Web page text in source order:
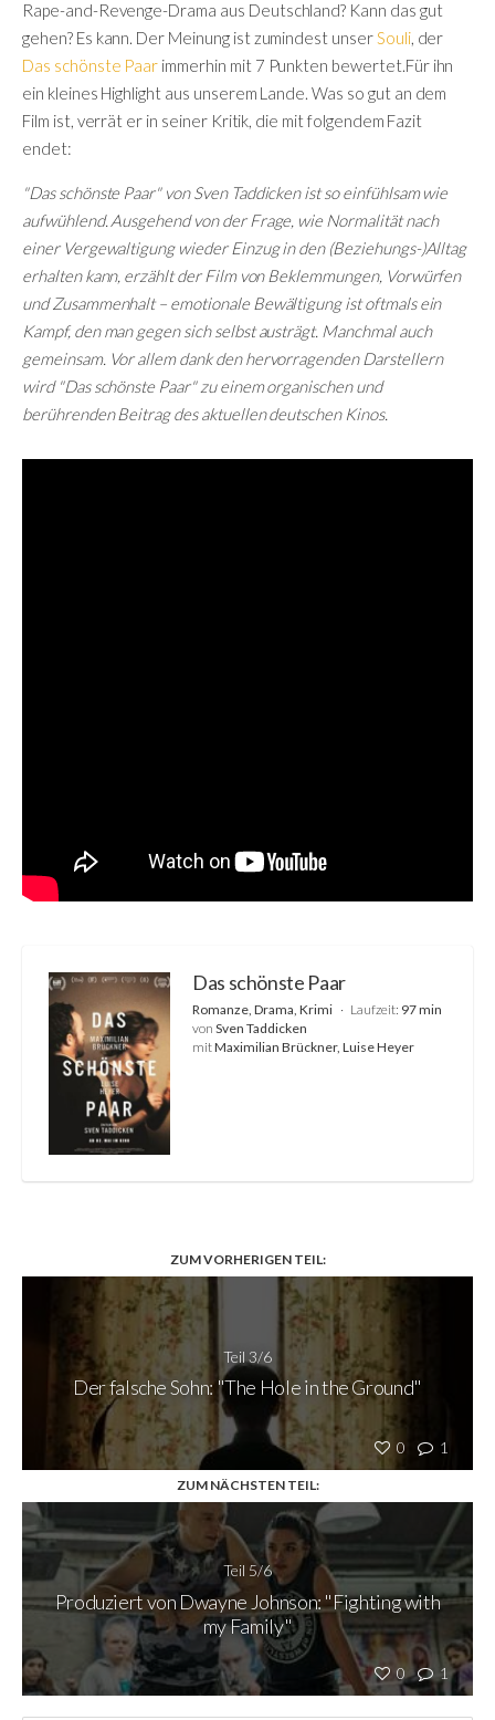
Rape-and-Revenge-Drama aus Deutschland? Kann das gut
gehen? Es kann. Der Meinung ist zumindest unserSouli, der
Das schönste Paar immerhin mit 7 Punkten bewertet.Für ihn
ein kleines Highlight aus unserem Lande. Was so gut an dem
Film ist, verrät er in seiner Kritik, die mit folgendem Fazit
endet:
"Das schönste Paar" von Sven Taddicken ist so einfühlsam wie
aufwühlend. Ausgehend von der Frage, wie Normalität nach
einer Vergewaltigung wieder Einzug in den (Beziehungs-)Alltag
erhalten kann, erzählt der Film von Beklemmungen, Vorwürfen
und Zusammenhalt – emotionale Bewältigung ist oftmals ein
Kampf, den man gegen sich selbst austrägt. Manchmal auch
gemeinsam. Vor allem dank den hervorragenden Darstellern
wird "Das schönste Paar" zu einem organischen und
berührenden Beitrag des aktuellen deutschen Kinos.
Das schönste Paar
Romanze, Drama, Krimi Laufzeit: 97 min
von Sven Taddicken
mitMaximilian Brückner, Luise Heyer
ZUM VORHERIGEN TEIL:
0 1
Teil 3/6
Der falsche Sohn: "The Hole in the Ground"
ZUM NÄCHSTEN TEIL:
0 1
Teil 5/6
Produziert von Dwayne Johnson: "Fighting with
my Family"